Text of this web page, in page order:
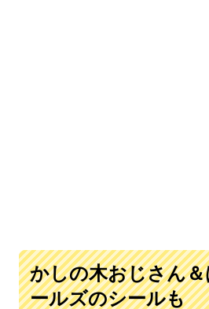
かしの木おじさん
ールズのシールも